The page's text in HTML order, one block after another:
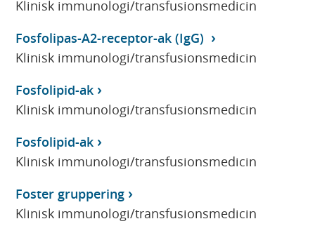
Klinisk immunologi/transfusionsmedicin
Fosfolipas-A2-receptor-ak (IgG)
Klinisk immunologi/transfusionsmedicin
Fosfolipid-ak
Klinisk immunologi/transfusionsmedicin
Fosfolipid-ak
Klinisk immunologi/transfusionsmedicin
Foster gruppering
Klinisk immunologi/transfusionsmedicin